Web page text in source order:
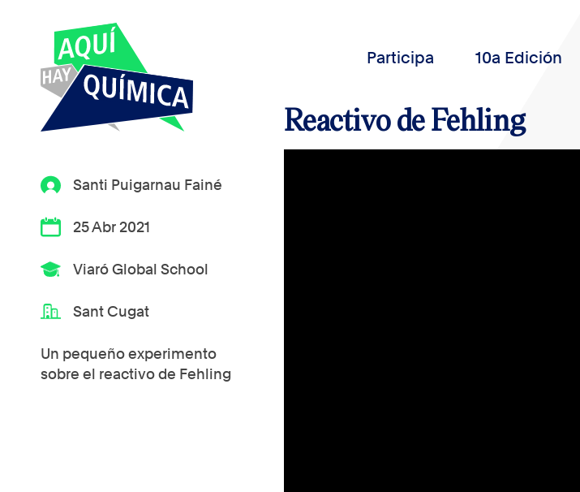
Participa 10a Edición
Santi Puigarnau Fainé
25 Abr 2021
Viaró Global School
Sant Cugat
Un pequeño experimento
sobre el reactivo de Fehling
Reactivo de Fehling